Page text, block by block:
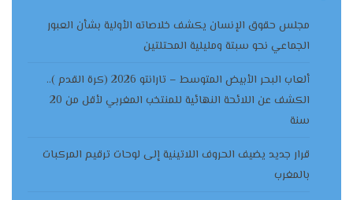
مجلس حقوق الإنسان يكشف خلاصاته الأولية بشأن العبور
الجماعي نحو سبتة ومليلية المحتلتين
ألعاب البحر الأبيض المتوسط – تارانتو 2026 (كرة القدم )..
الكشف عن اللائحة النهائية للمنتخب المغربي لأقل من 20
سنة
قرار جديد يضيف الحروف اللاتينية إلى لوحات ترقيم المركبات
بالمغرب